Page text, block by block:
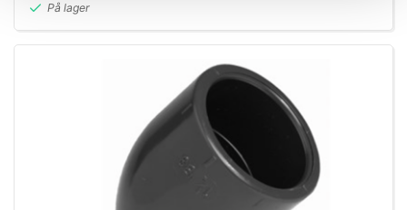
På lager